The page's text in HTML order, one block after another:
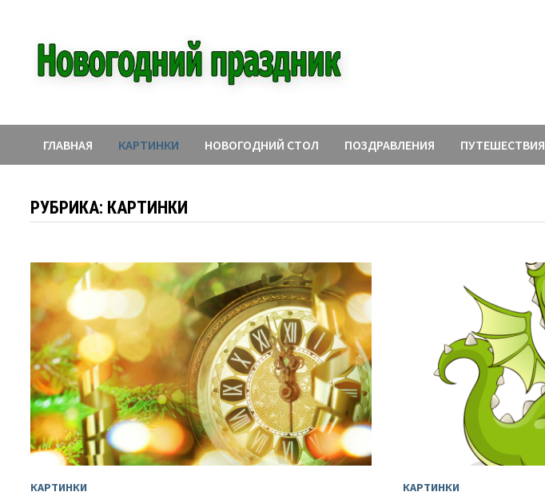
содержимому
ГЛАВНАЯ КАРТИНКИ НОВОГОДНИЙ СТОЛ ПОЗДРАВЛЕНИЯ ПУТЕШЕСТВИЯ
РУБРИКА: КАРТИНКИ
КАРТИНКИ КАРТИНКИ